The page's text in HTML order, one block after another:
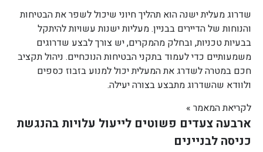
שדרוג מעלית ישנה הוא תהליך חיוני שיכול לשפר את הבטיחות
והנוחות של הדיירים בבניין. מעליות ישנות עשויות להיתקל
בבעיות טכניות, ובחלק מהמקרים, יש צורך לבצע שדרוגים
משמעותיים כדי לעמוד בתקני הבטיחות הנוכחיים. ניהול תקציב
חכם במטרה לשדרג את המעלית יכול למנוע בזבוז כספים
ולוודא שהשדרוג מתבצע בצורה יעילה.
לקריאת המאמר »
ארבעה צעדים פשוטים לייעול עלויות בהנגשת
כניסה לבניינים